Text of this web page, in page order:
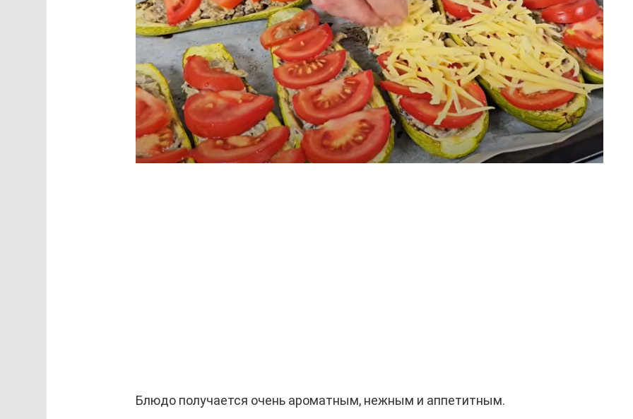
Блюдо получается очень ароматным, нежным и аппетитным.